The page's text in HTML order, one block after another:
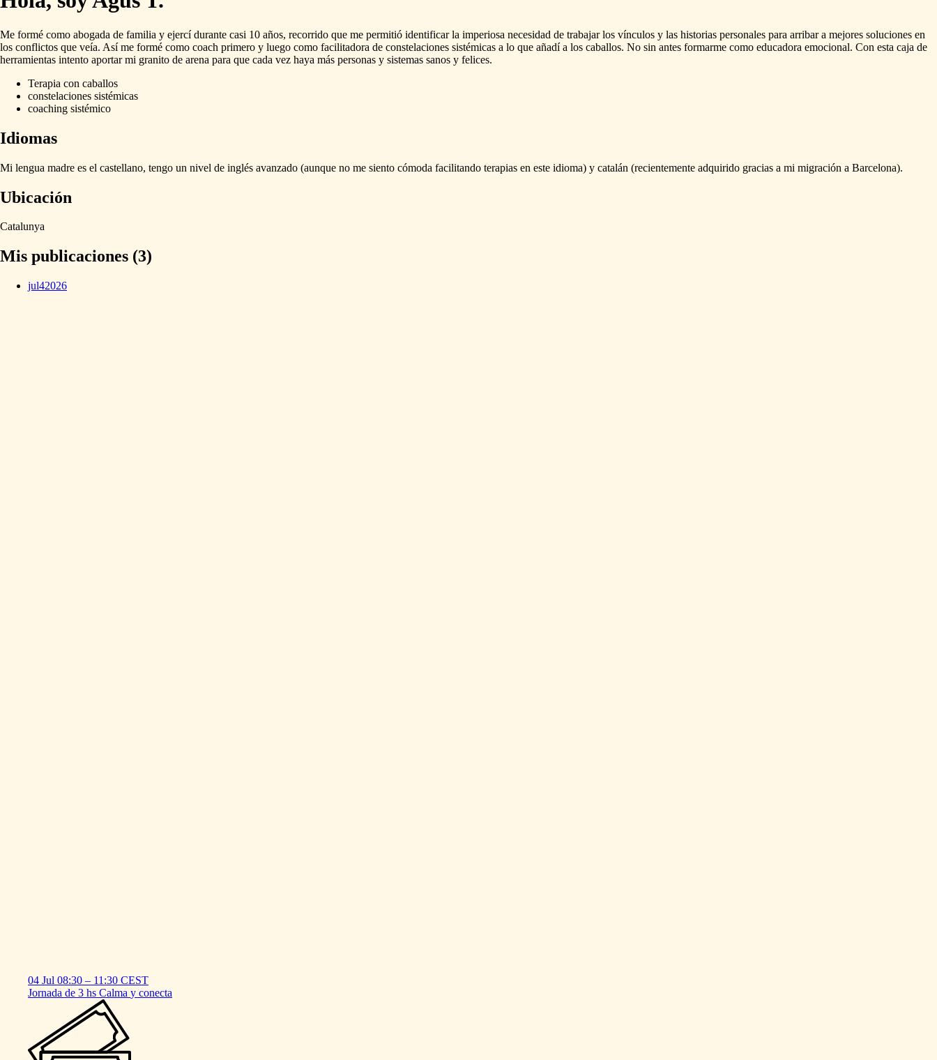
Me formé como abogada de familia y ejercí durante casi 10 años, recorrido que me permitió identificar la imperiosa necesidad de trabajar los vínculos y las historias personales para arribar a mejores soluciones en
los conflictos que veía. Así me formé como coach primero y luego como facilitadora de constelaciones sistémicas a lo que añadí a los caballos. No sin antes formarme como educadora emocional. Con esta caja de
herramientas intento aportar mi granito de arena para que cada vez haya más personas y sistemas sanos y felices.
Terapia con caballos
constelaciones sistémicas
coaching sistémico
Idiomas
Mi lengua madre es el castellano, tengo un nivel de inglés avanzado (aunque no me siento cómoda facilitando terapias en este idioma) y catalán (recientemente adquirido gracias a mi migración a Barcelona).
Ubicación
Catalunya
Mis publicaciones (3)
jul42026
04 Jul 08:30 – 11:30 CEST
Jornada de 3 hs Calma y conecta